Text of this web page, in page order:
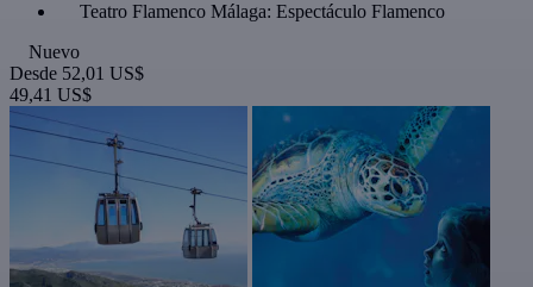
Teatro Flamenco Málaga: Espectáculo Flamenco
Nuevo
Desde 52,01 US$
49,41 US$